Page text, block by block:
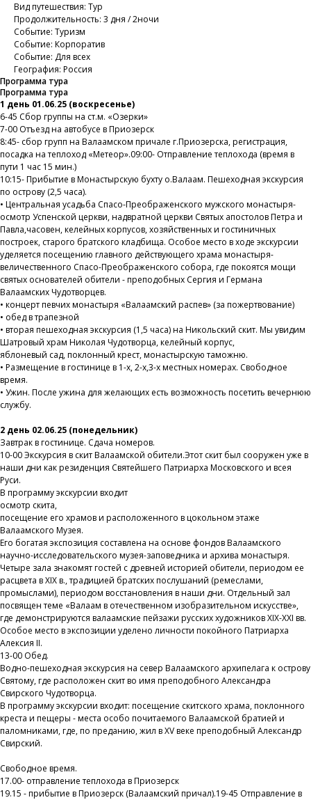
Вид путешествия: Тур
Продолжительность: 3 дня / 2ночи
Событие: Туризм
Событие: Корпоратив
Событие: Для всех
География: Россия
Программа тура
Программа тура
1 день 01.06.25 (воскресенье)
6-45 Сбор группы на ст.м. «Озерки»
7-00 Отъезд на автобусе в Приозерск
8:45- сбор групп на Валаамском причале г.Приозерска, регистрация,
посадка на теплоход «Метеор».09:00- Отправление теплохода (время в
пути 1 час 15 мин.)
10:15- Прибытие в Монастырскую бухту о.Валаам. Пешеходная экскурсия
по острову (2,5 часа).
• Центральная усадьба Спасо-Преображенского мужского монастыря-
осмотр Успенской церкви, надвратной церкви Святых апостолов Петра и
Павла,часовен, келейных корпусов, хозяйственных и гостиничных
построек, старого братского кладбища. Особое место в ходе экскурсии
уделяется посещению главного действующего храма монастыря-
величественного Спасо-Преображенского собора, где покоятся мощи
святых основателей обители - преподобных Сергия и Германа
Валаамских Чудотворцев.
• концерт певчих монастыря «Валаамский распев» (за пожертвование)
• обед в трапезной
• вторая пешеходная экскурсия (1,5 часа) на Никольский скит. Мы увидим
Шатровый храм Николая Чудотворца, келейный корпус,
яблоневый сад, поклонный крест, монастырскую таможню.
• Размещение в гостинице в 1-х, 2-х,3-х местных номерах. Свободное
время.
• Ужин. После ужина для желающих есть возможность посетить вечернюю
службу.
2 день 02.06.25 (понедельник)
Завтрак в гостинице. Сдача номеров.
10-00 Экскурсия в скит Валаамской обители.Этот скит был сооружен уже в
наши дни как резиденция Святейшего Патриарха Московского и всея
Руси.
В программу экскурсии входит
осмотр скита,
посещение его храмов и расположенного в цокольном этаже
Валаамского Музея.
Его богатая экспозиция составлена на основе фондов Валаамского
научно-исследовательского музея-заповедника и архива монастыря.
Четыре зала знакомят гостей с древней историей обители, периодом ее
расцвета в ХIХ в., традицией братских послушаний (ремеслами,
промыслами), периодом восстановления в наши дни. Отдельный зал
посвящен теме «Валаам в отечественном изобразительном искусстве»,
где демонстрируются валаамские пейзажи русских художников ХIХ-ХХI вв.
Особое место в экспозиции уделено личности покойного Патриарха
Алексия II.
13-00 Обед.
Водно-пешеходная экскурсия на север Валаамского архипелага к острову
Святому, где расположен скит во имя преподобного Александра
Свирского Чудотворца.
В программу экскурсии входит: посещение скитского храма, поклонного
креста и пещеры - места особо почитаемого Валаамской братией и
паломниками, где, по преданию, жил в XV веке преподобный Александр
Свирский.
Свободное время.
17.00- отправление теплохода в Приозерск
19.15 - прибытие в Приозерск (Валаамский причал).19-45 Отправление в